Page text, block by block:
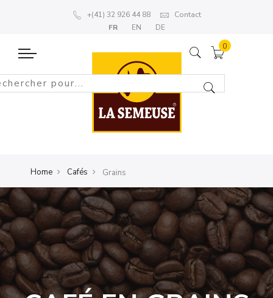
+(41) 32 926 44 88
Contact
FR
EN DE
Home Cafés Grains